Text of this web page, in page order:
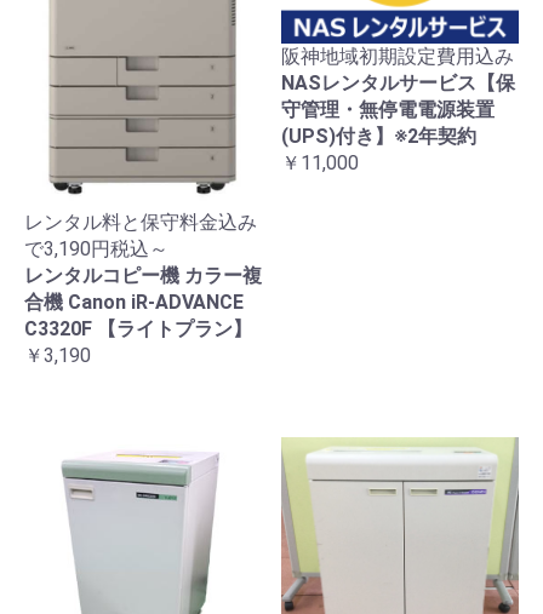
レンタル料と保守料金込み
で3,190円税込～
レンタルコピー機 カラー複
合機 Canon iR-ADVANCE
C3320F 【ライトプラン】
￥3,190
阪神地域初期設定費用込み
NASレンタルサービス【保
守管理・無停電電源装置
(UPS)付き】※2年契約
￥11,000